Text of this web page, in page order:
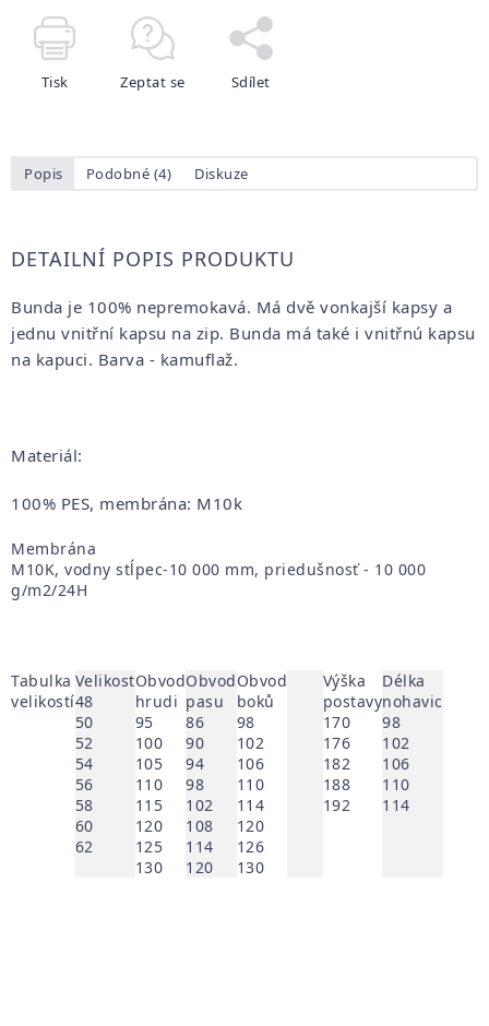
Tisk Zeptat se Sdílet
Popis Podobné (4) Diskuze
DETAILNÍ POPIS PRODUKTU
Bunda je 100% nepremokavá. Má dvě vonkajší kapsy a
jednu vnitřní kapsu na zip. Bunda má také i vnitřnú kapsu
na kapuci. Barva - kamuflaž.
Materiál:
100% PES, membrána: M10k
Membrána
M10K, vodny stĺpec-10 000 mm, priedušnosť - 10 000
g/m2/24H
Tabulka
velikostí
Velikost
48
50
52
54
56
58
60
62
Obvod
hrudi
95
100
105
110
115
120
125
130
Obvod
pasu
86
90
94
98
102
108
114
120
Obvod
boků
98
102
106
110
114
120
126
130
Výška
postavy
170
176
182
188
192
Délka
nohavic
98
102
106
110
114